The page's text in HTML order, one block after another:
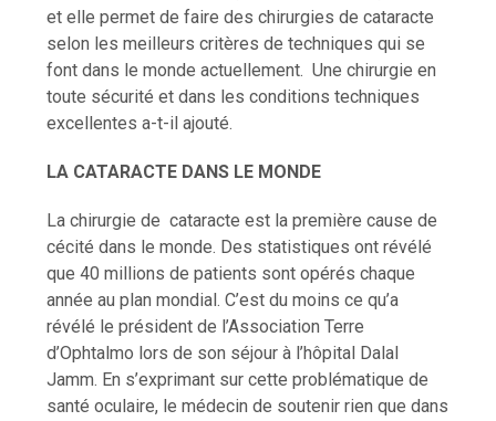
et elle permet de faire des chirurgies de cataracte
selon les meilleurs critères de techniques qui se
font dans le monde actuellement. Une chirurgie en
toute sécurité et dans les conditions techniques
excellentes a-t-il ajouté.
LA CATARACTE DANS LE MONDE
La chirurgie de cataracte est la première cause de
cécité dans le monde. Des statistiques ont révélé
que 40 millions de patients sont opérés chaque
année au plan mondial. C’est du moins ce qu’a
révélé le président de l’Association Terre
d’Ophtalmo lors de son séjour à l’hôpital Dalal
Jamm. En s’exprimant sur cette problématique de
santé oculaire, le médecin de soutenir rien que dans